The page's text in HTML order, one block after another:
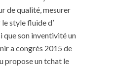
de qualité, mesurer
style fluide d’
que son inventivité un
a congrès 2015 de
propose un tchat le